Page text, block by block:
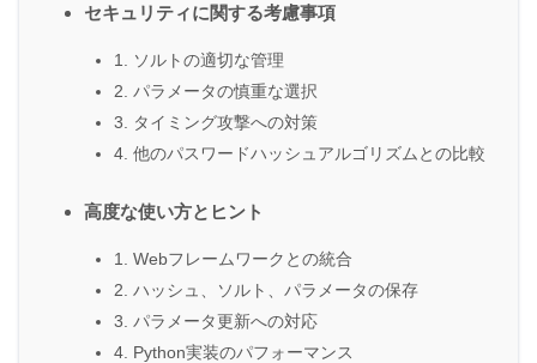
セキュリティに関する考慮事項
1. ソルトの適切な管理
2. パラメータの慎重な選択
3. タイミング攻撃への対策
4. 他のパスワードハッシュアルゴリズムとの比較
高度な使い方とヒント
1. Webフレームワークとの統合
2. ハッシュ、ソルト、パラメータの保存
3. パラメータ更新への対応
4. Python実装のパフォーマンス